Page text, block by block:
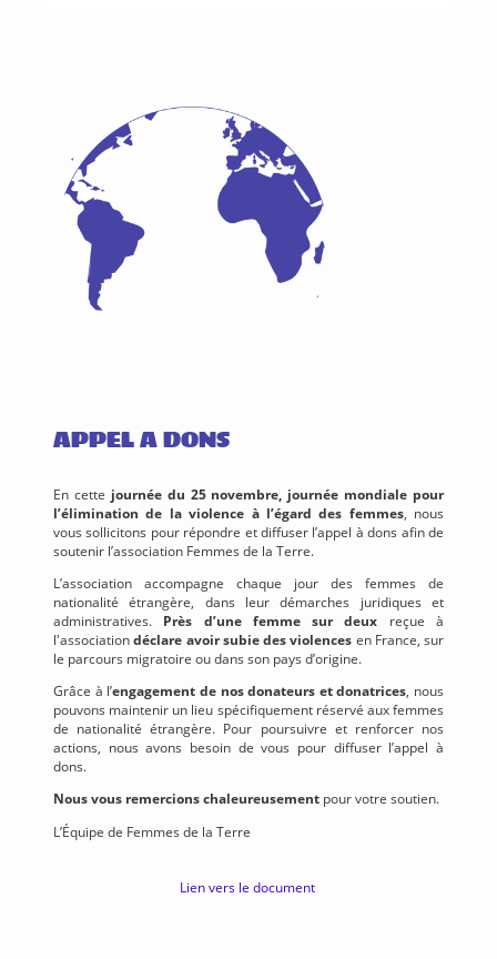
APPEL A DONS
En cette journée du 25 novembre, journée mondiale pour
l’élimination de la violence à l’égard des femmes, nous
vous sollicitons pour répondre et diffuser l’appel à dons afin de
soutenir l’association Femmes de la Terre.
L’association accompagne chaque jour des femmes de
nationalité étrangère, dans leur démarches juridiques et
administratives. Près d’une femme sur deux reçue à
l'associationdéclare avoir subie des violences en France, sur
le parcours migratoire ou dans son pays d’origine.
Grâce à l’engagement de nos donateurs et donatrices, nous
pouvons maintenir un lieu spécifiquement réservé aux femmes
de nationalité étrangère. Pour poursuivre et renforcer nos
actions, nous avons besoin de vous pour diffuser l’appel à
dons.
Nous vous remercions chaleureusement pour votre soutien.
L’Équipe de Femmes de la Terre
Lien vers le document